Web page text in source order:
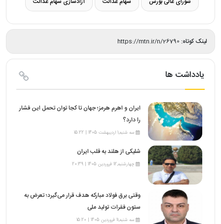
لینک کوتاه: https://mtn.ir/n/26790
یادداشت ها
ایران و اهرم هرمز؛ جهان تا کجا توان تحمل این فشار
را دارد؟
سه شنبه,1 اردیبهشت 1405 | 15:22
شلیکی از هلند به قلب ایران
چهارشنبه,12 فروردین 1405 | 20:39
وقتی برق فولاد مبارکه هدف قرار می‌گیرد؛ تعرض به
ستون فقرات تولید ملی
سه شنبه,11 فروردین 1405 | 15:20